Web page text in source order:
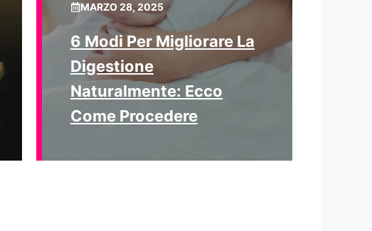
MARZO 28, 2025
6 Modi Per Migliorare La
Digestione
Naturalmente: Ecco
Come Procedere